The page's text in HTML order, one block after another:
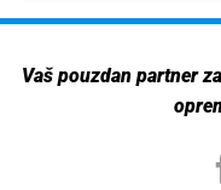
Vaš pouzdan partner